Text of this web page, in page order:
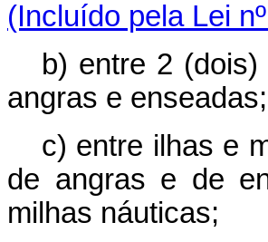
(Incluído pela Lei
b) entre 2
angras e
c) entre ilhas e
de angras e de
milhas